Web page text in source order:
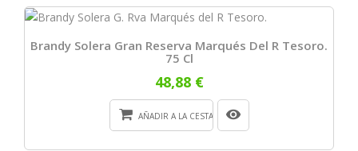
Brandy Solera Gran Reserva Marqués Del R Tesoro.
75 Cl
48,88 €
AÑADIR A LA CESTA